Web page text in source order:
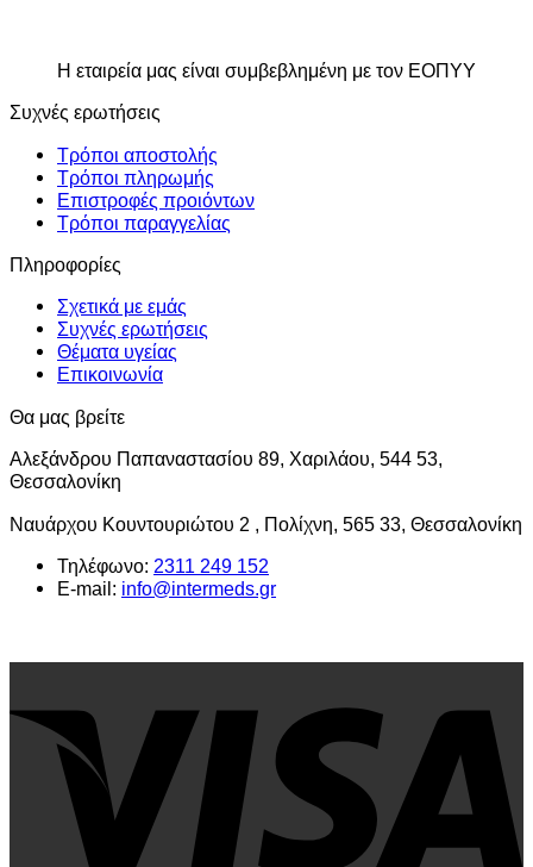
Η εταιρεία μας είναι συμβεβλημένη με τον ΕΟΠΥΥ
Συχνές ερωτήσεις
Τρόποι αποστολής
Τρόποι πληρωμής
Επιστροφές προιόντων
Τρόποι παραγγελίας
Πληροφορίες
Σχετικά με εμάς
Συχνές ερωτήσεις
Θέματα υγείας
Επικοινωνία
Θα μας βρείτε
Αλεξάνδρου Παπαναστασίου 89, Χαριλάου, 544 53,
Θεσσαλονίκη
Ναυάρχου Κουντουριώτου 2 , Πολίχνη, 565 33, Θεσσαλονίκη
Τηλέφωνο: 2311 249 152
E-mail: info@intermeds.gr